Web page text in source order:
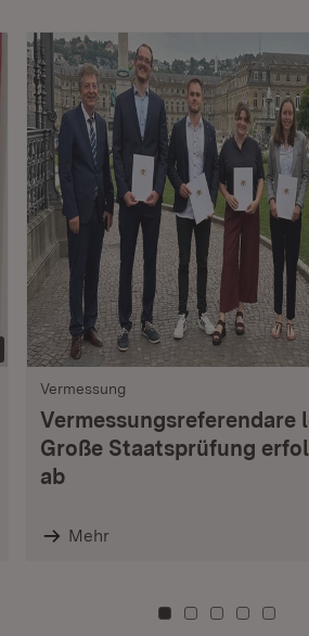
Vermessung
Vermessungsreferendare
Große Staatsprüfung
ab
Mehr
Zu Kachel: 0
Zu Kachel: 3
Zu Kachel:
Zu Zu